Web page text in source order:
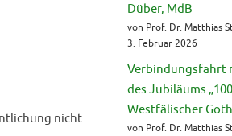
nicht
Düber, MdB
von Prof. Dr. Matthias
3. Februar 2026
Verbindungsfahrt
des Jubiläums
Westfälischer
von Prof. Dr. Matthias